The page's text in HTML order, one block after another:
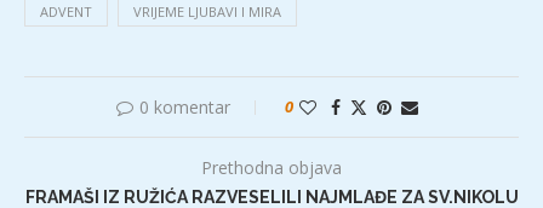
ADVENT VRIJEME LJUBAVI I MIRA
0 komentar 0
Prethodna objava
FRAMAŠI IZ RUŽIĆA RAZVESELILI NAJMLAĐE ZA SV.NIKOLU